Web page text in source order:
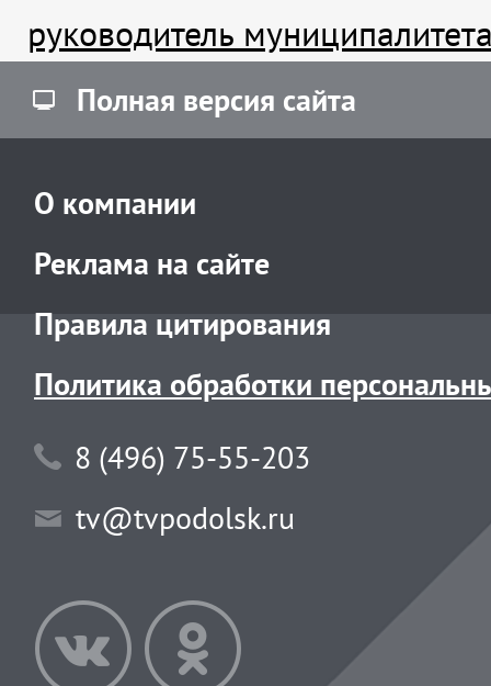
руководитель
Полная версия сайта
О компании
Реклама на сайте
Правила цитирования
Политика обработки
8 (496) 75-55-203
tv@tvpodolsk.ru